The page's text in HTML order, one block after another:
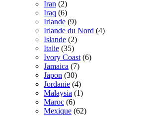
Iran (2)
Iraq (6)
Irlande (9)
Irlande du Nord (4)
Islande (2)
Italie (35)
Ivory Coast (6)
Jamaica (7)
Japon (30)
Jordanie (4)
Malaysia (1)
Maroc (6)
Mexique (62)